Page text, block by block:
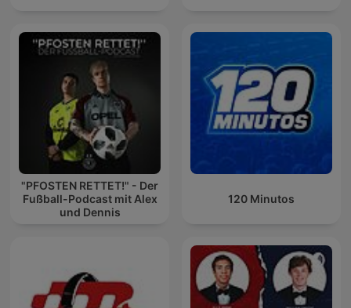
"PFOSTEN RETTET!" - Der
Fußball-Podcast mit Alex
und Dennis
120 Minutos